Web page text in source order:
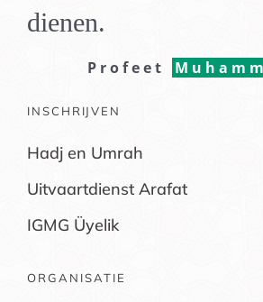
dienen.
Profeet
INSCHRIJVEN
Hadj en Umrah
Uitvaartdienst Arafat
IGMG Üyelik
ORGANISATIE